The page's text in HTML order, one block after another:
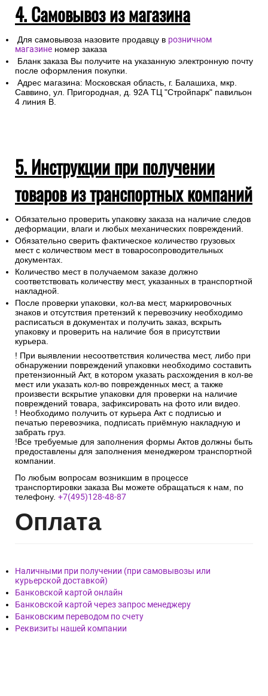
4. Самовывоз из магазина
Для самовывоза назовите продавцу в розничном
магазине номер заказа
Бланк заказа Вы получите на указанную электронную почту
после оформления покупки.
Адрес магазина: Московская область, г. Балашиха, мкр.
Саввино, ул. Пригородная, д. 92А ТЦ "Стройпарк" павильон
4 линия В.
5. Инструкции при получении
товаров из транспортных компаний
Обязательно проверить упаковку заказа на наличие следов
деформации, влаги и любых механических повреждений.
Обязательно сверить фактическое количество грузовых
мест с количеством мест в товаросопроводительных
документах.
Количество мест в получаемом заказе должно
соответствовать количеству мест, указанных в транспортной
накладной.
После проверки упаковки, кол-ва мест, маркировочных
знаков и отсутствия претензий к перевозчику необходимо
расписаться в документах и получить заказ, вскрыть
упаковку и проверить на наличие боя в присутствии
курьера.
! При выявлении несоответствия количества мест, либо при
обнаружении повреждений упаковки необходимо составить
претензионный Акт, в котором указать расхождения в кол-ве
мест или указать кол-во поврежденных мест, а также
произвести вскрытие упаковки для проверки на наличие
повреждений товара, зафиксировать на фото или видео.
! Необходимо получить от курьера Акт с подписью и
печатью перевозчика, подписать приёмную накладную и
забрать груз.
!Все требуемые для заполнения формы Актов должны быть
предоставлены для заполнения менеджером транспортной
компании.
По любым вопросам возникшим в процессе
транспортировки заказа Вы можете обращаться к нам, по
телефону. +7(495)128-48-87
Оплата
Наличными при получении (при самовывозы или
курьерской доставкой)
Банковской картой онлайн
Банковской картой через запрос менеджеру
Банковским переводом по счету
Реквизиты нашей компании